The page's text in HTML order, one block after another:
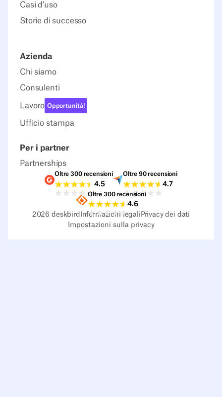
Casi d'uso
Storie di successo
Azienda
Chi siamo
Consulenti
Lavoro Opportunità!
Ufficio stampa
Per i partner
Partnerships
Valutazioni G2
Oltre 300 recensioni
4.5
Valutazioni Capterra
Oltre 90 recensioni
4.7
Valutazioni Sourceforge
Oltre 300 recensioni
4.6
2026 deskbird Informazioni legali Privacy dei dati
Impostazioni sulla privacy